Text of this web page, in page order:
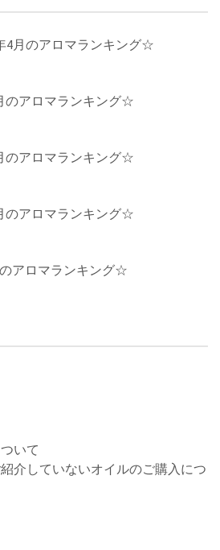
4月のアロマランキング☆
のアロマランキング☆
のアロマランキング☆
のアロマランキング☆
アロマランキング☆
いて
介していないオイルのご購入につ